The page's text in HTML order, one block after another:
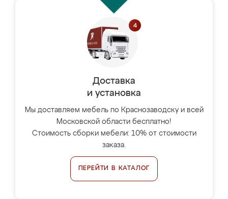
Доставка
и установка
Мы доставляем мебель по Краснозаводску и всей
Московской области бесплатно!
Стоимость сборки мебели: 10% от стоимости
заказа.
ПЕРЕЙТИ В КАТАЛОГ